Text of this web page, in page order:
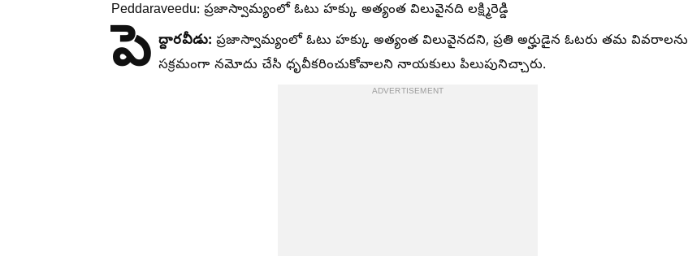
Peddaraveedu: ప్రజాస్వామ్యంలో ఓటు హక్కు అత్యంత విలువైనది లక్ష్మిరెడ్డి
పె ద్దారవీడు: ప్రజాస్వామ్యంలో ఓటు హక్కు అత్యంత విలువైనదని, ప్రతి అర్హుడైన ఓటరు తమ వివరాలను
సక్రమంగా నమోదు చేసి ధృవీకరించుకోవాలని నాయకులు పిలుపునిచ్చారు.
ADVERTISEMENT